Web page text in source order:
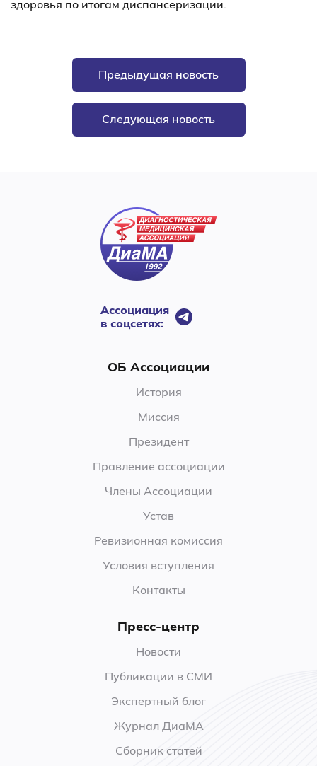
здоровья по итогам диспансеризации.
Предыдущая новость
Следующая новость
Ассоциация
в соцсетях:
ОБ Ассоциации
История
Миссия
Президент
Правление ассоциации
Члены Ассоциации
Устав
Ревизионная комиссия
Условия вступления
Контакты
Пресс-центр
Новости
Публикации в СМИ
Экспертный блог
Журнал ДиаМА
Сборник статей